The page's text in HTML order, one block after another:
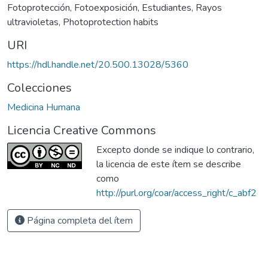
Fotoprotección, Fotoexposición, Estudiantes, Rayos
ultravioletas, Photoprotection habits
URI
https://hdl.handle.net/20.500.13028/5360
Colecciones
Medicina Humana
Licencia Creative Commons
Excepto donde se indique lo contrario,
la licencia de este ítem se describe
como
http://purl.org/coar/access_right/c_abf2
Página completa del ítem